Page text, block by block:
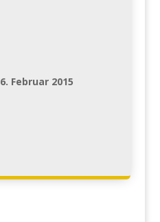
6. Februar 2015